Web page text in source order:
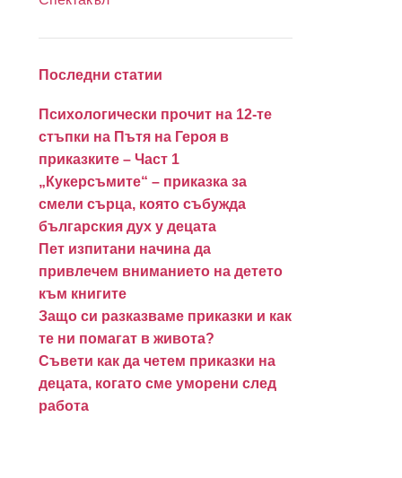
Последни статии
Психологически прочит на 12-те
стъпки на Пътя на Героя в
приказките – Част 1
„Кукерсъмите“ – приказка за
смели сърца, която събужда
българския дух у децата
Пет изпитани начина да
привлечем вниманието на детето
към книгите
Защо си разказваме приказки и как
те ни помагат в живота?
Съвети как да четем приказки на
децата, когато сме уморени след
работа